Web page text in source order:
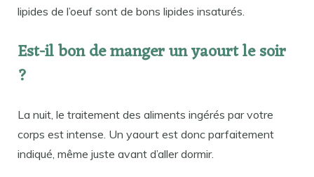
lipides de l’oeuf sont de bons lipides insaturés.
Est-il bon de manger un yaourt le soir
?
La nuit, le traitement des aliments ingérés par votre
corps est intense. Un yaourt est donc parfaitement
indiqué, même juste avant d’aller dormir.